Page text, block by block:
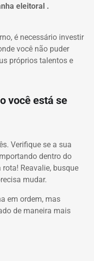
eleitoral .
é necessário investir
você não puder
próprios talentos e
você está se
Verifique se a sua
dentro do
Reavalie, busque
mudar.
em ordem, mas
de maneira mais